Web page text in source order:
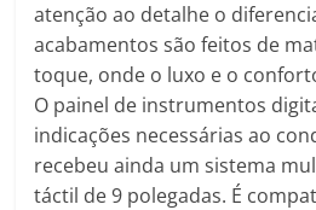
atenção ao detalhe o
acabamentos são feitos de
toque, onde o luxo e o
O painel de instrumentos
indicações necessárias ao
recebeu ainda um sistema
táctil de 9 polegadas. É